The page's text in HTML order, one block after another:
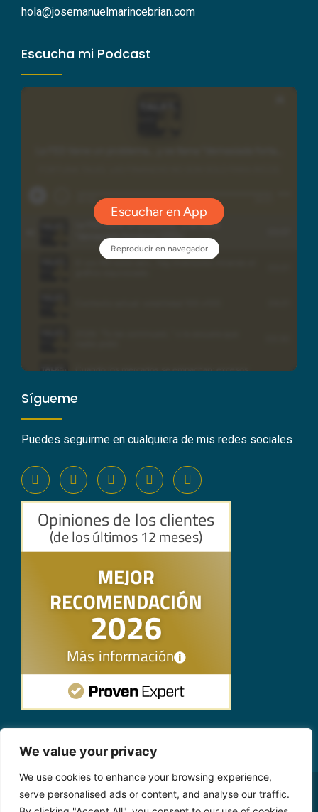
We value your privacy
We use cookies to enhance your browsing experience,
serve personalised ads or content, and analyse our traffic.
hola@josemanuelmarincebrian.com
Escucha mi Podcast
Sígueme
Puedes seguirme en cualquiera de mis redes sociales
© Copyright 2026